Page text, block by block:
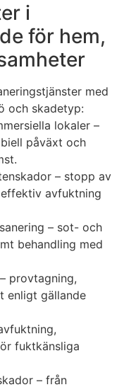
i
för hem,
med
och skadetyp:
lokaler –
påväxt och
– stopp av
avfuktning
– sot- och
behandling med
provtagning,
enligt gällande
fuktkänsliga
– från